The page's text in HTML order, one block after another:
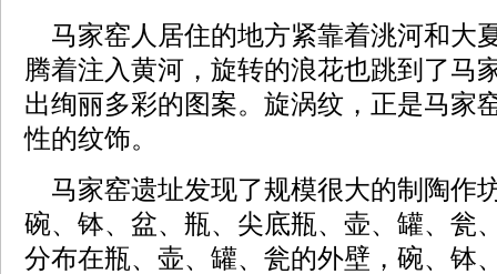
马家窑人居住的地方紧靠着洮河和大
腾着注入黄河，旋转的浪花也跳到了马
出绚丽多彩的图案。旋涡纹，正是马家
性的纹饰。
马家窑遗址发现了规模很大的制陶作
碗、钵、盆、瓶、尖底瓶、壶、罐、瓮
分布在瓶、壶、罐、瓮的外壁，碗、钵